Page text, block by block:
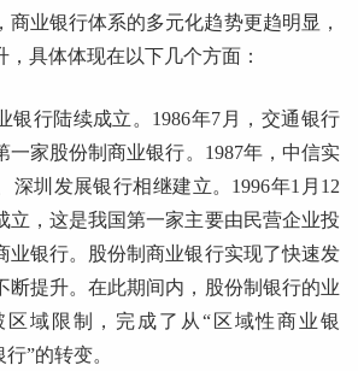
商业银行体系的多元化趋势更趋明显，
具体体现在以下几个方面：
银行陆续成立。1986年7月，交通银行
一家股份制商业银行。1987年，中信实
深圳发展银行相继建立。1996年1月12
立，这是我国第一家主要由民营企业投
业银行。股份制商业银行实现了快速发
断提升。在此期间内，股份制银行的业
域限制，完成了从“区域性商业银
”的转变。